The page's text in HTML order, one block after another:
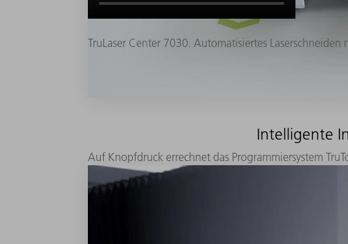
Auf Knopfdruck errechnet das Programmiersystem
Ablegen Ihrer Teile.
TruLaser Center 7030. Automatisiertes Laserschneiden
Intelligente